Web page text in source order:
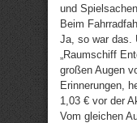
und
Beim
Ja, so war das.
„Raumschiff
großen Augen
Erinnerungen,
1,03 € vor der
Vom gleichen